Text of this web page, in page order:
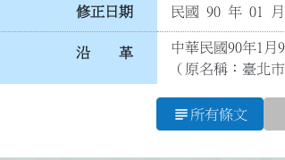
修正日期 民國 90 年 01
沿 革
中華民國90年1月
（原名稱：臺北
subject 所有條文